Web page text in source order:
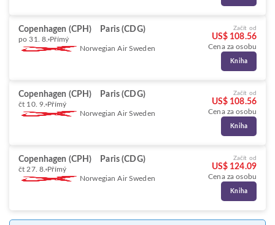
Copenhagen (CPH) Paris (CDG)
po 31. 8. Přímý
Norwegian Air Sweden
Začít od
US$ 108.56
Cena za osobu
Kniha
Copenhagen (CPH) Paris (CDG)
čt 10. 9. Přímý
Norwegian Air Sweden
Začít od
US$ 108.56
Cena za osobu
Kniha
Copenhagen (CPH) Paris (CDG)
čt 27. 8. Přímý
Norwegian Air Sweden
Začít od
US$ 124.09
Cena za osobu
Kniha